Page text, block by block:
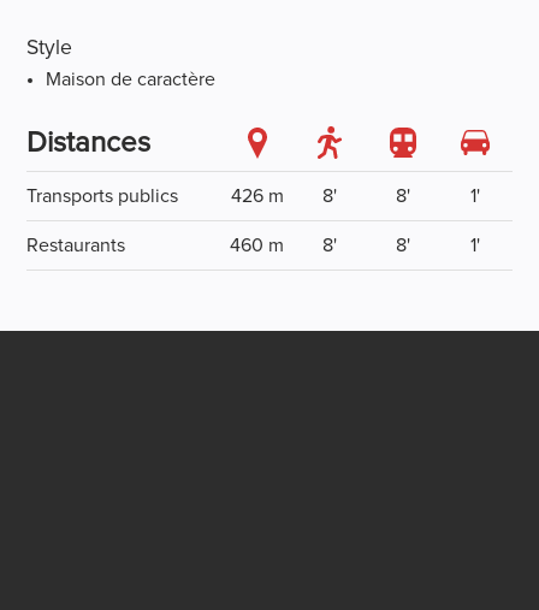
Style
Maison de caractère
Distances
Transports publics 426 m 8' 8' 1'
Restaurants 460 m 8' 8' 1'